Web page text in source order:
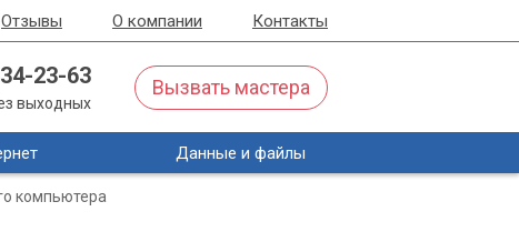
Отзывы О компании Контакты
23-63
выходных
Вызвать мастера
Данные и файлы
компьютера